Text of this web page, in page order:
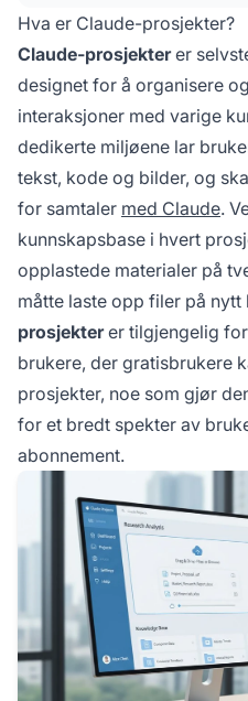
oppførsel med
samarbeide med
for både gratis- og
forvandler Claude-
statsløs chatbot til en
assistent tilpasset
proprietær kunnskap.
Hva er Claude-prosjekter?
Claude-prosjekterer
designet for å organisere
interaksjoner med varige
dedikerte miljøene lar
tekst, kode og bilder, og
for samtaler med Claude.
kunnskapsbase i hvert
opplastede materialer på
måtte laste opp filer på nytt
prosjekterer tilgjengelig
brukere, der gratisbrukere
prosjekter, noe som gjør
for et bredt spekter av
abonnement.